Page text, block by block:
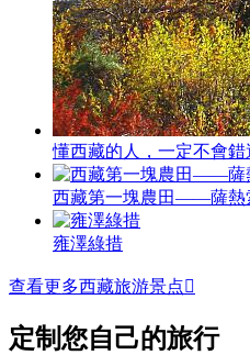
懂西藏的人，一定不會
西藏第一塊農田——薩熱
雍澤綠措
查看更多西藏旅游景点
定制您自己的旅行